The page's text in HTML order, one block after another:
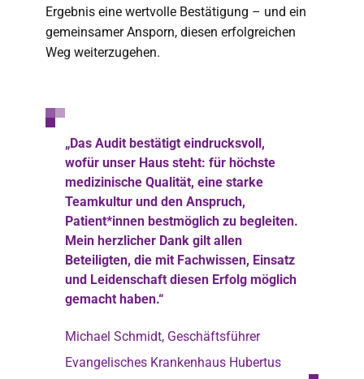
Ergebnis eine wertvolle Bestätigung – und ein
gemeinsamer Ansporn, diesen erfolgreichen
Weg weiterzugehen.
„Das Audit bestätigt eindrucksvoll,
wofür unser Haus steht: für höchste
medizinische Qualität, eine starke
Teamkultur und den Anspruch,
Patient*innen bestmöglich zu begleiten.
Mein herzlicher Dank gilt allen
Beteiligten, die mit Fachwissen, Einsatz
und Leidenschaft diesen Erfolg möglich
gemacht haben.“
Michael Schmidt, Geschäftsführer
Evangelisches Krankenhaus Hubertus